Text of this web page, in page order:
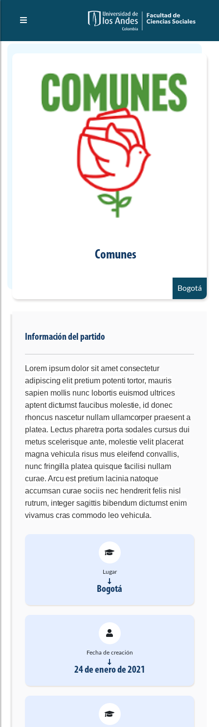
Comunes
Bogotá
Información del partido
Lorem ipsum dolor sit amet consectetur
adipiscing elit pretium potenti tortor, mauris
sapien mollis nunc lobortis euismod ultrices
aptent dictumst faucibus molestie, id donec
rhoncus nascetur nullam ullamcorper praesent a
platea. Lectus pharetra porta sodales cursus dui
metus scelerisque ante, molestie velit placerat
magna vehicula risus mus eleifend convallis,
nunc fringilla platea quisque facilisi nullam
curae. Arcu est pretium lacinia natoque
accumsan curae sociis nec hendrerit felis nisl
rutrum, integer sagittis bibendum dictumst enim
vivamus cras commodo leo vehicula.
Lugar
Bogotá
Fecha de creación
24 de enero de 2021